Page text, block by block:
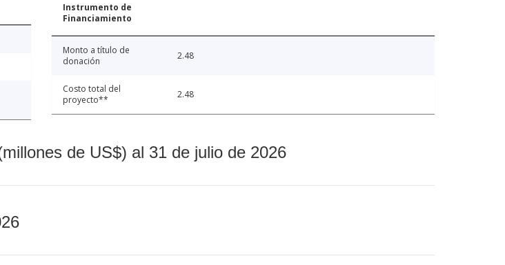
Instrumento de
Financiamiento
Monto a título de
donación
2.48
Costo total del
proyecto**
2.48
de US$) al 31 de julio de 2026